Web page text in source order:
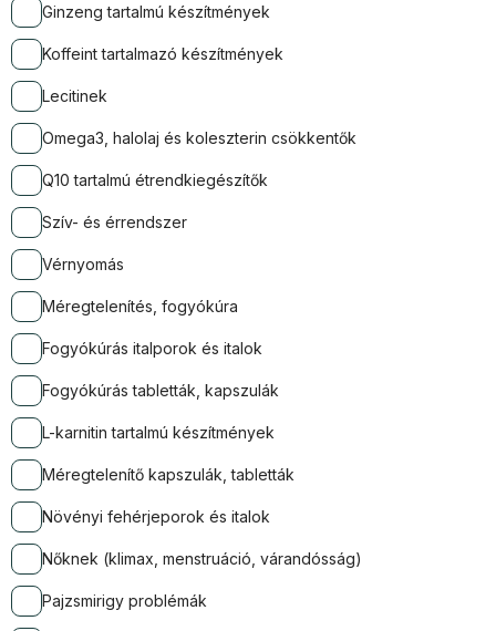
Ginzeng tartalmú készítmények
Koffeint tartalmazó készítmények
Lecitinek
Omega3, halolaj és koleszterin csökkentők
Q10 tartalmú étrendkiegészítők
Szív- és érrendszer
Vérnyomás
Méregtelenítés, fogyókúra
Fogyókúrás italporok és italok
Fogyókúrás tabletták, kapszulák
L-karnitin tartalmú készítmények
Méregtelenítő kapszulák, tabletták
Növényi fehérjeporok és italok
Nőknek (klimax, menstruáció, várandósság)
Pajzsmirigy problémák